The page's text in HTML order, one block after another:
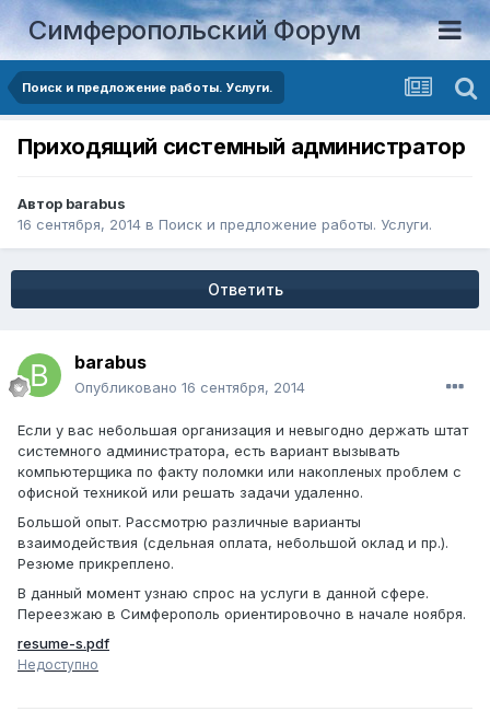
Симферопольский Форум
Поиск и предложение работы. Услуги.
Приходящий системный администратор
Автор barabus
16 сентября, 2014 в Поиск и предложение работы. Услуги.
Ответить
barabus
Опубликовано 16 сентября, 2014
Если у вас небольшая организация и невыгодно держать штат
системного администратора, есть вариант вызывать
компьютерщика по факту поломки или накопленых проблем с
офисной техникой или решать задачи удаленно.
Большой опыт. Рассмотрю различные варианты
взаимодействия (сдельная оплата, небольшой оклад и пр.).
Резюме прикреплено.
В данный момент узнаю спрос на услуги в данной сфере.
Переезжаю в Симферополь ориентировочно в начале ноября.
resume-s.pdf
Недоступно